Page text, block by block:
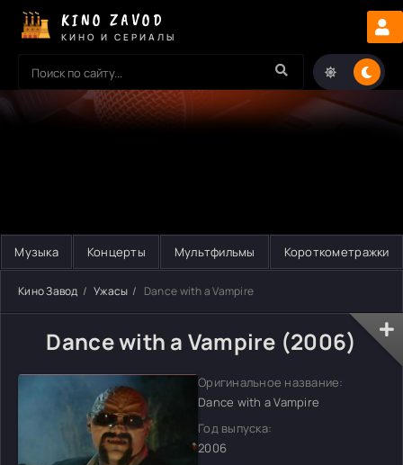
KINO ZAVOD
КИНО И СЕРИАЛЫ
Музыка Концерты Мультфильмы Короткометражки
Кино Завод Ужасы Dance with a Vampire
Dance with a Vampire (2006)
Оригинальное название:
Dance with a Vampire
Год выпуска:
2006